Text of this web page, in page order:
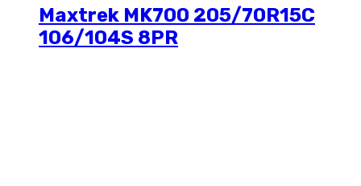
Maxtrek MK700 205/70R15C
106/104S 8PR